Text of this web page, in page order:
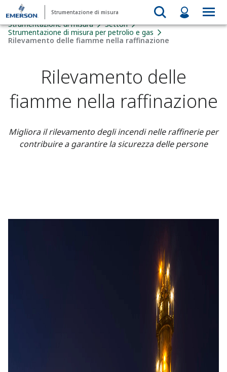
Strumentazione di misura
Strumentazione di misura
Settori
Strumentazione di misura per petrolio e gas
Rilevamento delle fiamme nella raffinazione
Rilevamento delle
fiamme nella raffinazione
Migliora il rilevamento degli incendi nelle raffinerie per
contribuire a garantire la sicurezza delle persone ​